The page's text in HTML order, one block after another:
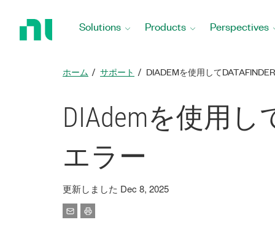
Solutions Products Perspectives
ホーム サポート DIADEMを使用して
DIAdemを使用
エラー
更新しました Dec 8, 2025